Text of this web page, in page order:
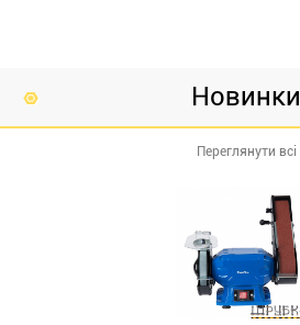
Новинки
Переглянути всі